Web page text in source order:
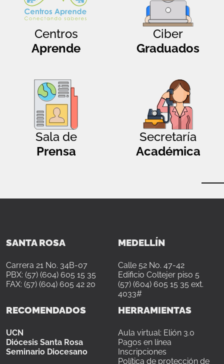
Centros
Aprende
Ciber
Graduados
Sala de
Prensa
Secretaría
Académica
SANTA ROSA
Carrera 21 No. 34B-07
PBX: (57) (604) 605 15 35
FAX: (57) (604) 605 42 20
MEDELLÍN
Calle 52 No. 47-42
Edificio Coltejer piso 5
(57) (604) 605 15 35 ext.
4033#
RECOMENDADOS
UCN
Diócesis Santa Rosa
Seminario Diocesano
HERRAMIENTAS
Aula virtual: Elión 3.0
Pagos en línea
Inscripciones
Política de protección de